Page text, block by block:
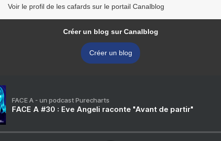
Voir le profil de les cafards sur le portail Canalblog
Créer un blog sur Canalblog
Créer un blog
FACE A - un podcast Purecharts
FACE A #30 : Eve Angeli raconte "Avant de partir"